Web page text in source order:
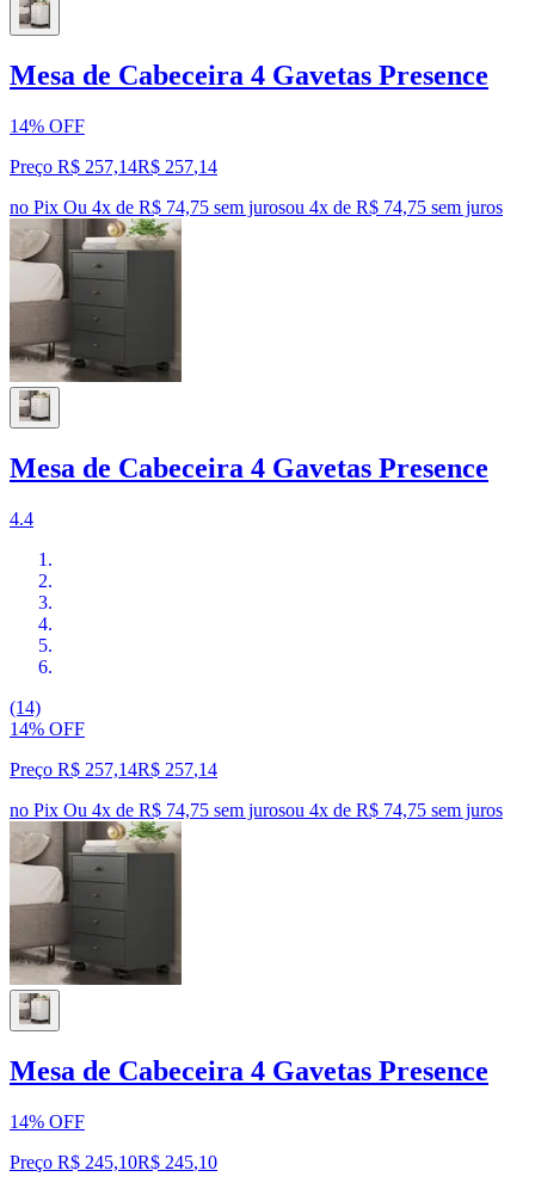
Mesa de Cabeceira 4 Gavetas Presence
14% OFF
Preço R$ 257,14R$ 257,14
no Pix Ou 4x de R$ 74,75 sem jurosou 4x de R$ 74,75 sem juros
Mesa de Cabeceira 4 Gavetas Presence
4.4
(14)
14% OFF
Preço R$ 257,14R$ 257,14
no Pix Ou 4x de R$ 74,75 sem jurosou 4x de R$ 74,75 sem juros
Mesa de Cabeceira 4 Gavetas Presence
14% OFF
Preço R$ 245,10R$ 245,10